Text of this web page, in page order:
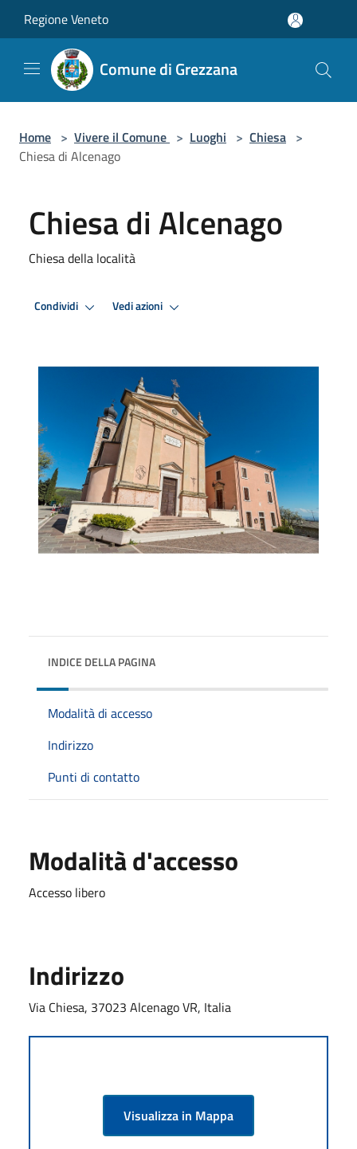
Regione Veneto
Comune di Grezzana
Home > Vivere il Comune > Luoghi > Chiesa >
Chiesa di Alcenago
Chiesa di Alcenago
Chiesa della località
Condividi Vedi azioni
INDICE DELLA PAGINA
Modalità di accesso
Indirizzo
Punti di contatto
Modalità d'accesso
Accesso libero
Indirizzo
Via Chiesa, 37023 Alcenago VR, Italia
Visualizza in Mappa